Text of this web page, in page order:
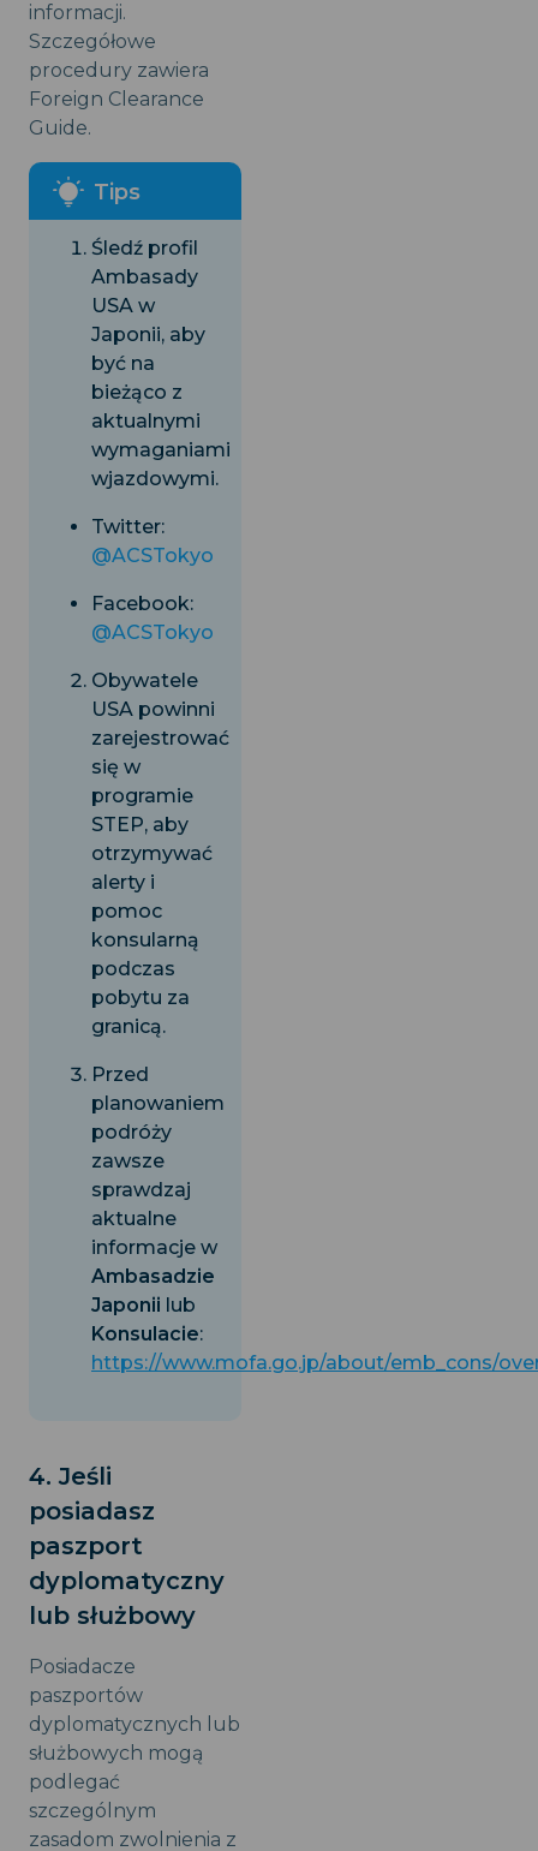
informacji.
Szczegółowe
procedury zawiera
Foreign Clearance
Guide.
Śledź profil
Ambasady
USA w
Japonii, aby
być na
bieżąco z
aktualnymi
wymaganiami
wjazdowymi.
Twitter:
@ACSTokyo
Facebook:
@ACSTokyo
Obywatele
USA powinni
zarejestrować
się w
programie
STEP, aby
otrzymywać
alerty i
pomoc
konsularną
podczas
pobytu za
granicą.
Przed
planowaniem
podróży
zawsze
sprawdzaj
aktualne
informacje w
Ambasadzie
Japonii lub
Konsulacie:
https://www.mofa.go.jp/about/emb_cons/
4. Jeśli
posiadasz
paszport
dyplomatyczny
lub służbowy
Posiadacze
paszportów
dyplomatycznych lub
służbowych mogą
podlegać
szczególnym
zasadom zwolnienia z